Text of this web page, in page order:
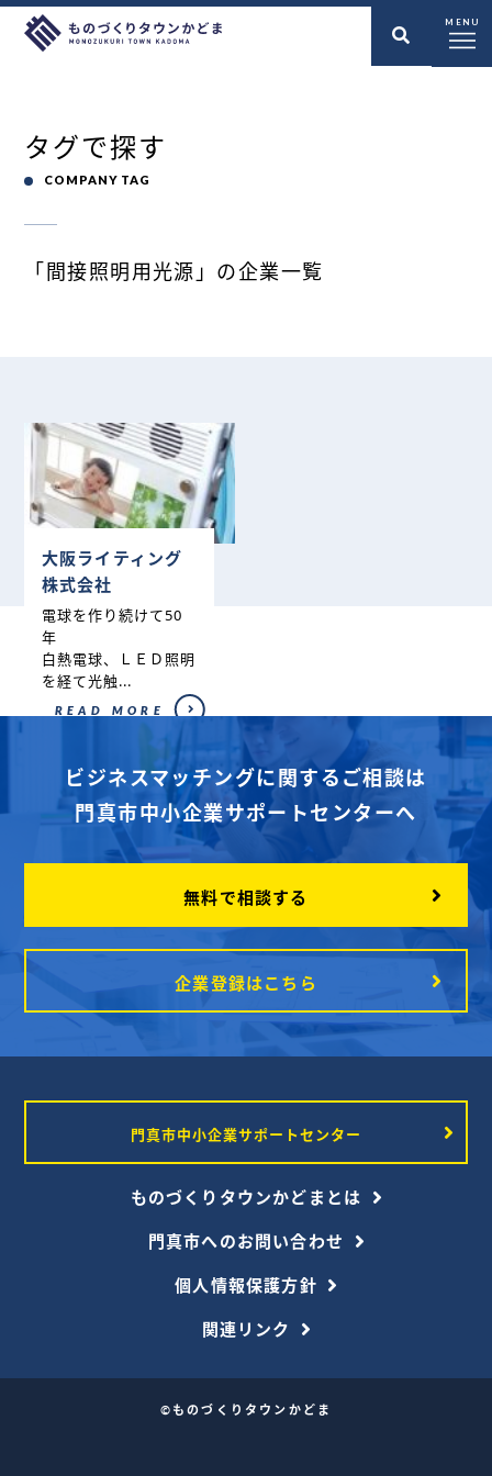
MENU
タグで探す
COMPANY TAG
「間接照明用光源」の企業一覧
大阪ライティング
株式会社
電球を作り続けて50
年
白熱電球、ＬＥＤ照明
を経て光触...
READ MORE
ビジネスマッチングに関するご相談は
門真市中小企業サポートセンターへ
無料で相談する
企業登録はこちら
門真市中小企業サポートセンター
ものづくりタウンかどまとは
門真市へのお問い合わせ
個人情報保護方針
関連リンク
©ものづくりタウンかどま